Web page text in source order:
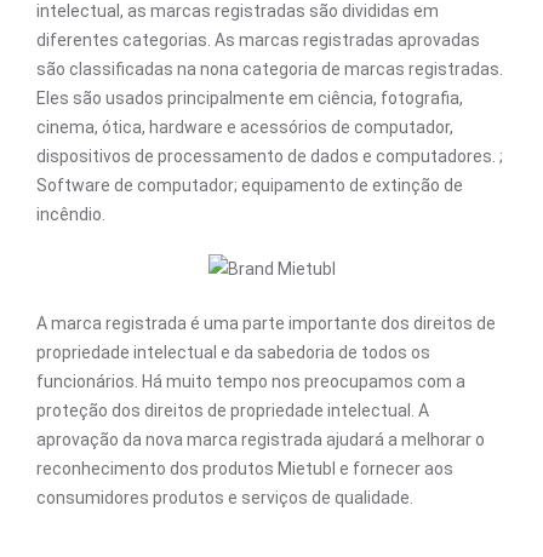
intelectual, as marcas registradas são divididas em
diferentes categorias. As marcas registradas aprovadas
são classificadas na nona categoria de marcas registradas.
Eles são usados ​​principalmente em ciência, fotografia,
cinema, ótica, hardware e acessórios de computador,
dispositivos de processamento de dados e computadores. ;
Software de computador; equipamento de extinção de
incêndio.
A marca registrada é uma parte importante dos direitos de
propriedade intelectual e da sabedoria de todos os
funcionários. Há muito tempo nos preocupamos com a
proteção dos direitos de propriedade intelectual. A
aprovação da nova marca registrada ajudará a melhorar o
reconhecimento dos produtos Mietubl e fornecer aos
consumidores produtos e serviços de qualidade.